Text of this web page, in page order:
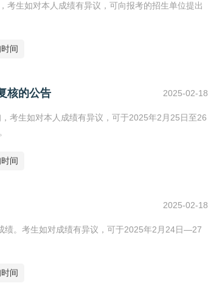
考生如对本人成绩有异议，可向报考的招生单位提出
间
核的公告 2025-02-18
考生如对本人成绩有异议，可于2025年2月25日至26
间
2025-02-18
绩。考生如对成绩有异议，可于2025年2月24日—27
间